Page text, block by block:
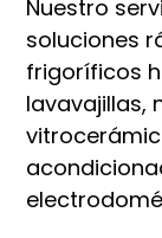
Nuestro
soluciones
frigoríficos
lavavajillas,